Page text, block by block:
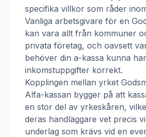
specifika villkor som råder
Vanliga arbetsgivare för en
kan vara allt från kommuner
privata företag, och oavsett
behöver din a-kassa kunna
inkomstuppgifter korrekt.
Kopplingen mellan yrket
Alfa-kassan bygger på att
en stor del av yrkeskåren,
deras handläggare vet precis
underlag som krävs vid en